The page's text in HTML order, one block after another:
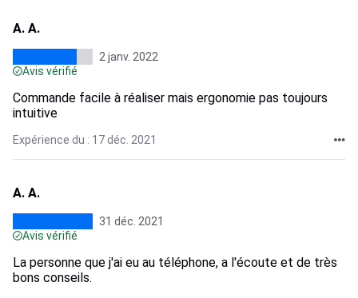
A. A.
2 janv. 2022
Avis vérifié
Commande facile à réaliser mais ergonomie pas toujours
intuitive
Expérience du : 17 déc. 2021
A. A.
31 déc. 2021
Avis vérifié
La personne que j'ai eu au téléphone, a l'écoute et de très
bons conseils.